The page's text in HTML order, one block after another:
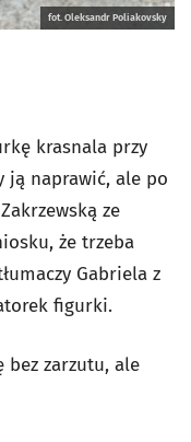
fot. Oleksandr Poliakovsky
krasnala przy
ją naprawić, ale po
ze
że trzeba
Gabriela z
figurki.
bez zarzutu, ale